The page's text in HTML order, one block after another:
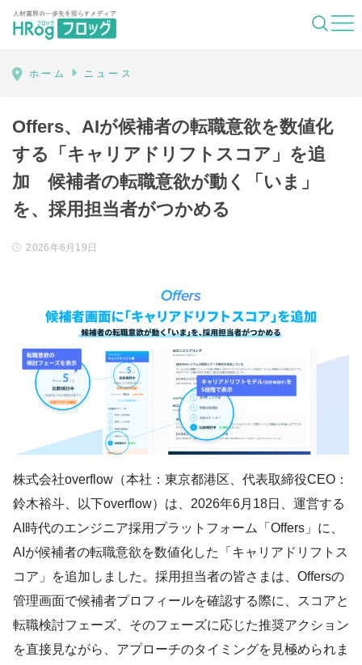
HRog | 人材業界の一歩先を照らすメディ
ホーム ニュース
Offers、AIが候補者の転職意欲を数値化
する「キャリアドリフトスコア」を追
加 候補者の転職意欲が動く「いま」
を、採用担当者がつかめる
2026年6月19日
株式会社overflow（本社：東京都港区、代表取締役CEO：
鈴木裕斗、以下overflow）は、2026年6月18日、運営する
AI時代のエンジニア採用プラットフォーム「Offers」に、
AIが候補者の転職意欲を数値化した「キャリアドリフトス
コア」を追加しました。採用担当者の皆さまは、Offersの
管理画面で候補者プロフィールを確認する際に、スコアと
転職検討フェーズ、そのフェーズに応じた推奨アクション
を直接見ながら、アプローチのタイミングを見極められま